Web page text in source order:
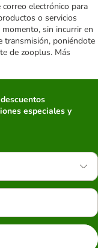
electrónico para
o servicios
sin incurrir en
transmisión, poniéndote
de zooplus. Más
especiales y